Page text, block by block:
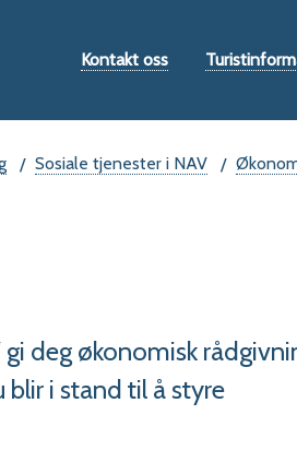
Kontakt oss
Sosiale tjenester i NAV
deg økonomisk
blir i stand til å styre